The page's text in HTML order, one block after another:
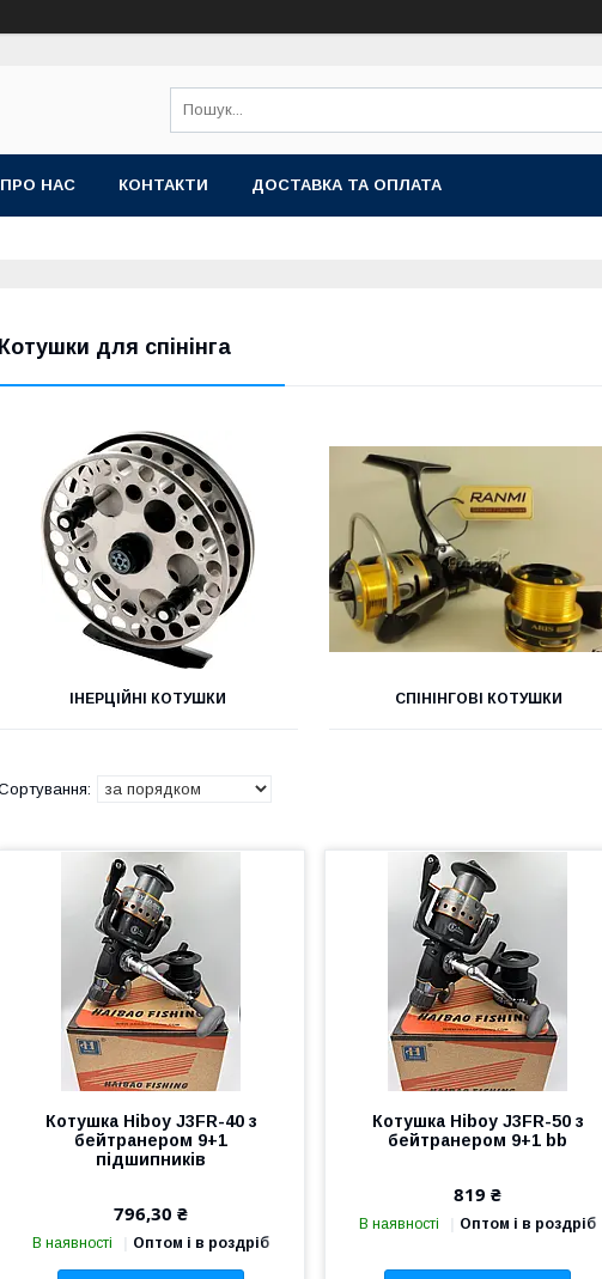
ПРО НАС КОНТАКТИ ДОСТАВКА ТА ОПЛАТА
Котушки для спінінга
ІНЕРЦІЙНІ КОТУШКИ СПІНІНГОВІ КОТУШКИ
Котушка Hiboy J3FR-40 з
бейтранером 9+1
підшипників
796,30 ₴
В наявності Оптом і в роздріб
Котушка Hiboy J3FR-50 з
бейтранером 9+1 bb
819 ₴
В наявності Оптом і в роздріб